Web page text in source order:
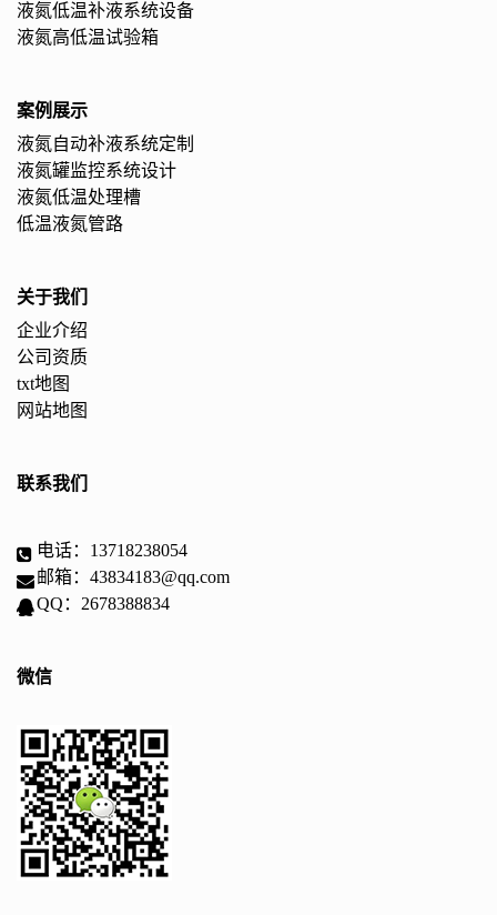
液氮低温补液系统设备
液氮高低温试验箱
案例展示
液氮自动补液系统定制
液氮罐监控系统设计
液氮低温处理槽
低温液氮管路
关于我们
企业介绍
公司资质
txt地图
网站地图
联系我们
电话：13718238054
邮箱：43834183@qq.com
QQ：2678388834
微信